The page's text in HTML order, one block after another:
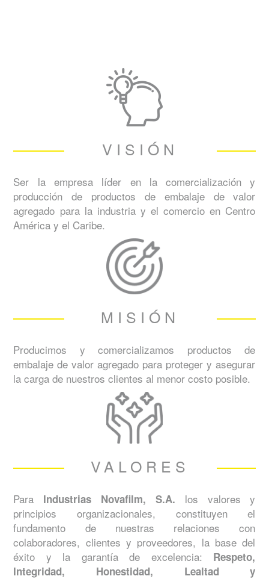
VISIÓN
Ser la empresa líder en la comercialización y
producción de productos de embalaje de valor
agregado para la industria y el comercio en Centro
América y el Caribe.
MISIÓN
Producimos y comercializamos productos de
embalaje de valor agregado para proteger y asegurar
la carga de nuestros clientes al menor costo posible.
VALORES
Para Industrias Novafilm, S.A. los valores y
principios organizacionales, constituyen el
fundamento de nuestras relaciones con
colaboradores, clientes y proveedores, la base del
éxito y la garantía de excelencia: Respeto,
Integridad, Honestidad, Lealtad y